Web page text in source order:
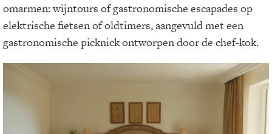
omarmen: wijntours of gastronomische escapades op
elektrische fietsen of oldtimers, aangevuld met een
gastronomische picknick ontworpen door de chef-kok.